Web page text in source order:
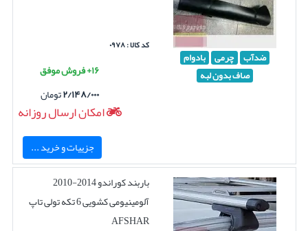
ضدآب چرمی بادوام
صاف بدون لبه
کد کالا : ۰۹۷۸
۱۶+ فروش موفق
۲/۱۴۸/۰۰۰تومان
امکان ارسال روزانه
جزییات و خرید ...
باربند کوراندو 2014-2010
آلومینیومی کشویی 6 تکه تولی تاپ
AFSHAR